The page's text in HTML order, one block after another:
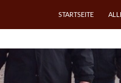
STARTSEITE